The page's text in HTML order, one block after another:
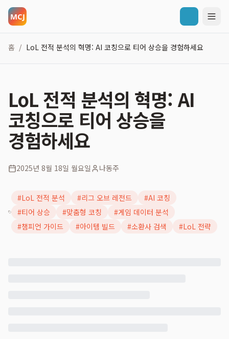
홈 / LoL 전적 분석의 혁명: AI 코칭으로 티어 상승을 경험하세요
LoL 전적 분석의 혁명: AI
코칭으로 티어 상승을
경험하세요
2025년 8월 18일 월요일 나동주
#LoL 전적 분석 #리그 오브 레전드 #AI 코칭
#티어 상승 #맞춤형 코칭 #게임 데이터 분석
#챔피언 가이드 #아이템 빌드 #소환사 검색 #LoL 전략